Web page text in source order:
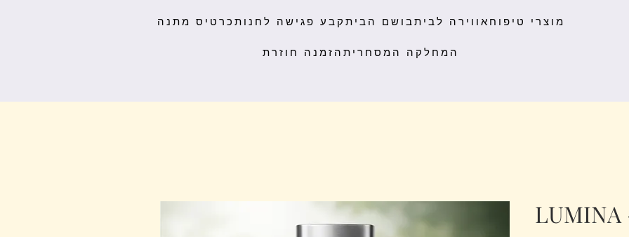
כרטיס מתנה קבע פגישה לחנות בושם הביתאווירה לבית מוצרי טיפוח
הזמנה חוזרת המחלקה המסחרית